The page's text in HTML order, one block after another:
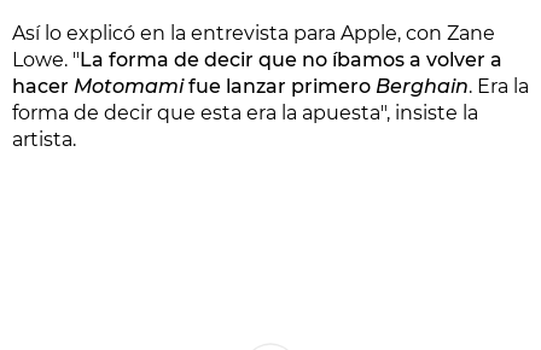
Así lo explicó en la entrevista para Apple, con Zane
Lowe. "La forma de decir que no íbamos a volver a
hacer Motomamifue lanzar primero Berghain. Era la
forma de decir que esta era la apuesta", insiste la
artista.